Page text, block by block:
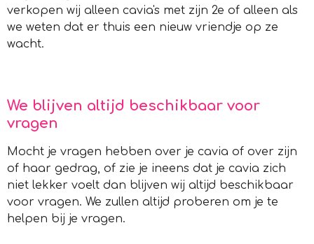
verkopen wij alleen cavia's met zijn 2e of alleen als
we weten dat er thuis een nieuw vriendje op ze
wacht.
We blijven altijd beschikbaar voor
vragen
Mocht je vragen hebben over je cavia of over zijn
of haar gedrag, of zie je ineens dat je cavia zich
niet lekker voelt dan blijven wij altijd beschikbaar
voor vragen. We zullen altijd proberen om je te
helpen bij je vragen.